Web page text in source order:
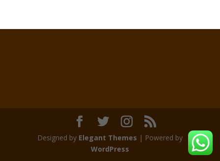
Designed by Elegant Themes | Powered by
WordPress